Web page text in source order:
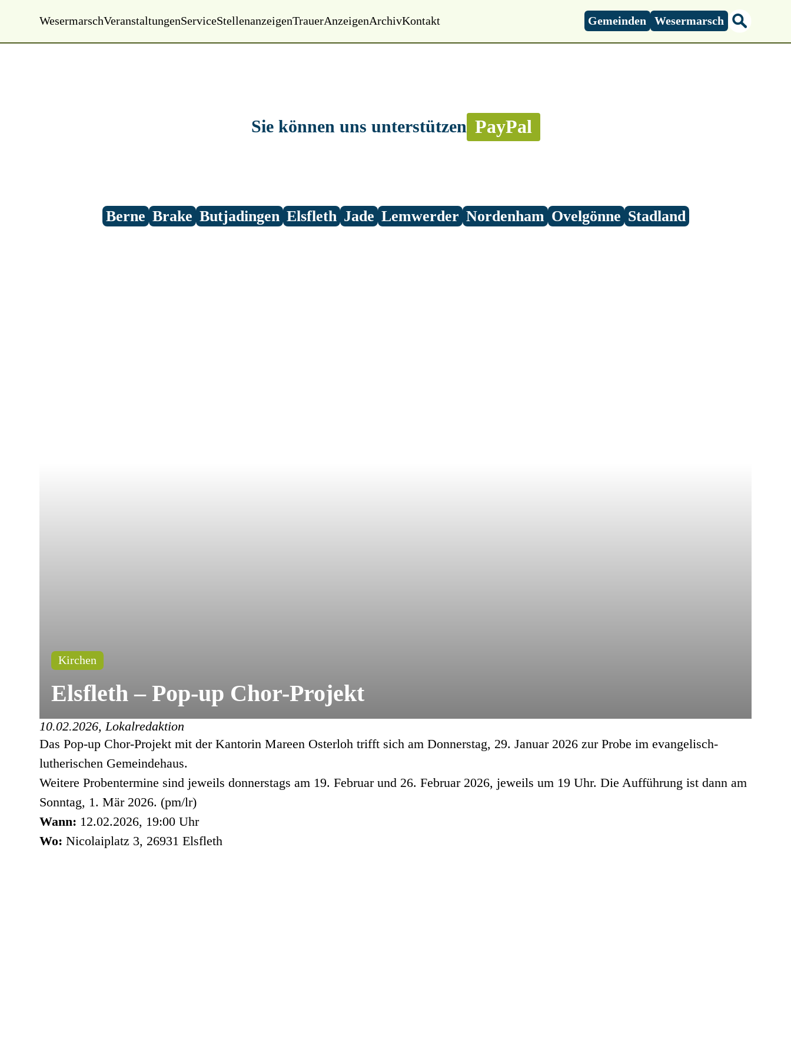
WesermarschVeranstaltungenServiceStellenanzeigenTrauerAnzeigenArchivKontakt Gemeinden Wesermarsch
Sie können uns unterstützen PayPal
Berne Brake Butjadingen Elsfleth Jade Lemwerder Nordenham Ovelgönne Stadland
Kirchen
Elsfleth – Pop-up Chor-Projekt
10.02.2026, Lokalredaktion
Das Pop-up Chor-Projekt mit der Kantorin Mareen Osterloh trifft sich am Donnerstag, 29. Januar 2026 zur Probe im evangelisch-
lutherischen Gemeindehaus.
Weitere Probentermine sind jeweils donnerstags am 19. Februar und 26. Februar 2026, jeweils um 19 Uhr. Die Aufführung ist dann am
Sonntag, 1. Mär 2026. (pm/lr)
Wann: 12.02.2026, 19:00 Uhr
Wo: Nicolaiplatz 3, 26931 Elsfleth